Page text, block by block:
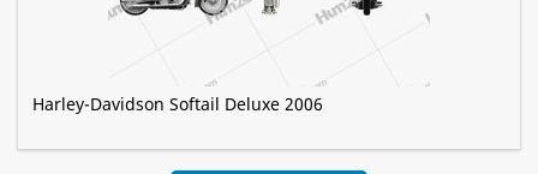
Harley-Davidson Softail Deluxe 2006